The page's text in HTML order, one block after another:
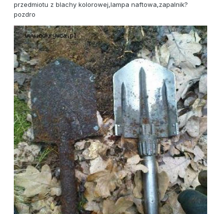
przedmiotu z blachy kolorowej,lampa naftowa,zapalnik?
pozdro